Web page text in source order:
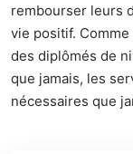
rembourser leurs
vie positif.
des diplômés de
que jamais, les
nécessaires que